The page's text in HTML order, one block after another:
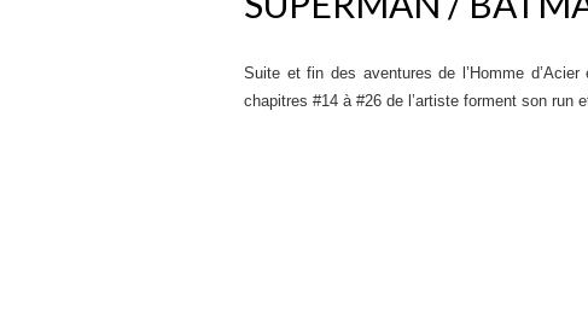
Suite et fin des aventures de l’Homme
chapitres #14 à #26 de l’artiste forment son run